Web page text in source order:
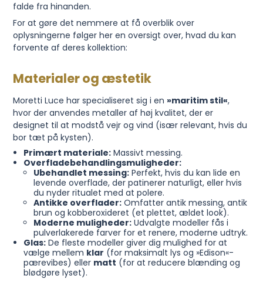
falde fra hinanden.
For at gøre det nemmere at få overblik over
oplysningerne følger her en oversigt over, hvad du kan
forvente af deres kollektion:
Materialer og æstetik
Moretti Luce har specialiseret sig i en »maritim stil«,
hvor der anvendes metaller af høj kvalitet, der er
designet til at modstå vejr og vind (især relevant, hvis du
bor tæt på kysten).
Primært materiale:Massivt messing.
Overfladebehandlingsmuligheder:
Ubehandlet messing: Perfekt, hvis du kan lide en
levende overflade, der patinerer naturligt, eller hvis
du nyder ritualet med at polere.
Antikke overflader: Omfatter antik messing, antik
brun og kobberoxideret (et plettet, ældet look).
Moderne muligheder: Udvalgte modeller fås i
pulverlakerede farver for et renere, moderne udtryk.
Glas:De fleste modeller giver dig mulighed for at
vælge mellem klar (for maksimalt lys og »Edison«-
pærevibes) eller matt (for at reducere blænding og
blødgøre lyset).